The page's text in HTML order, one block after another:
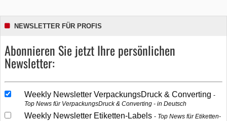
NEWSLETTER FÜR PROFIS
Abonnieren Sie jetzt Ihre persönlichen
Newsletter:
Weekly Newsletter VerpackungsDruck & Converting
Top News für VerpackungsDruck & Converting - in Deutsch
Weekly Newsletter Etiketten-Labels
Top News für Etiketten-